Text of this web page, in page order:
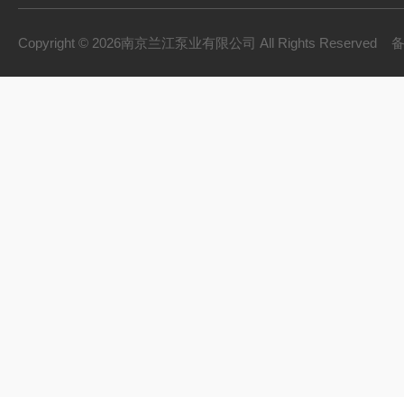
Copyright © 2026南京兰江泵业有限公司 All Rights Reserved